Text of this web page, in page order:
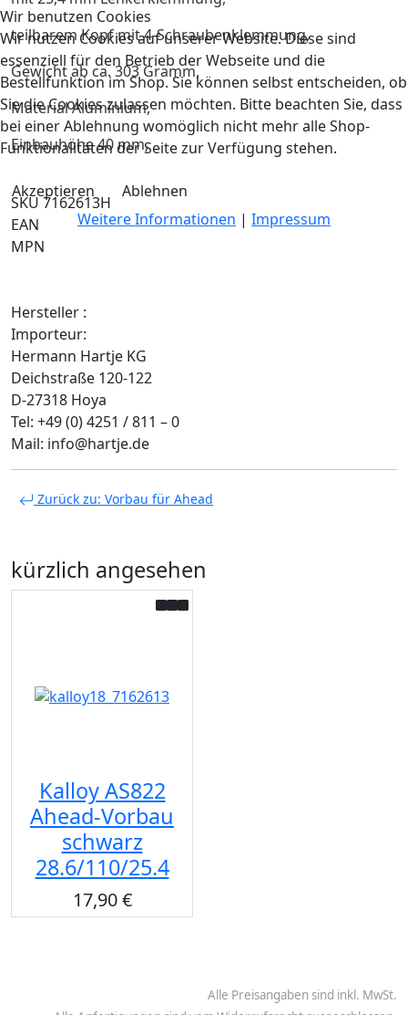
teilbarem Kopf mit 4-Schraubenklemmung,
Gewicht ab ca. 303 Gramm,
Material Aluminium,
Einbauhöhe 40 mm,
SKU 7162613H
EAN
MPN
Hersteller :
Importeur:
Hermann Hartje KG
Deichstraße 120-122
D-27318 Hoya
Tel: +49 (0) 4251 / 811 – 0
Mail: info@hartje.de
Zurück zu: Vorbau für Ahead
kürzlich angesehen
Kalloy AS822
Ahead-Vorbau
schwarz
28.6/110/25.4
17,90 €
Alle Preisangaben sind inkl. MwSt.
Wir benutzen Cookies
Wir nutzen Cookies auf unserer Website. Diese sind
essenziell für den Betrieb der Webseite und die
Bestellfunktion im Shop. Sie können selbst entscheiden, ob
Sie die Cookies zulassen möchten. Bitte beachten Sie, dass
bei einer Ablehnung womöglich nicht mehr alle Shop-
Funktionalitäten der Seite zur Verfügung stehen.
Akzeptieren
Ablehnen
Weitere Informationen | Impressum